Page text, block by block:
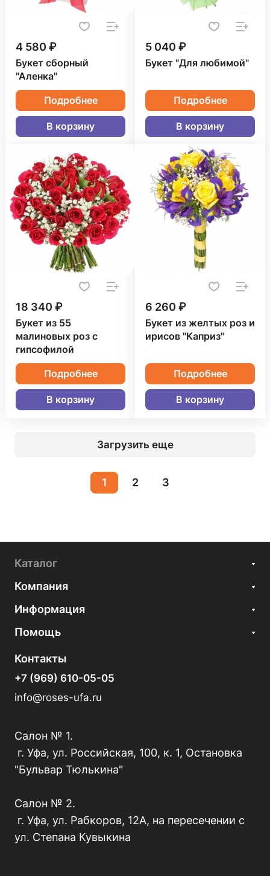
4 580 ₽
Букет сборный
"Аленка"
Подробнее
В корзину
5 040 ₽
Букет "Для любимой"
Подробнее
В корзину
18 340 ₽
Букет из 55
малиновых роз с
гипсофилой
Подробнее
В корзину
6 260 ₽
Букет из желтых роз и
ирисов "Каприз"
Подробнее
В корзину
Загрузить еще
1 2 3
Каталог
Компания
Информация
Помощь
Контакты
+7 (969) 610-05-05
info@roses-ufa.ru
Салон № 1.
г. Уфа, ул. Российская, 100, к. 1, Остановка
"Бульвар Тюлькина"
Салон № 2.
г. Уфа, ул. Рабкоров, 12А, на пересечении с
ул. Степана Кувыкина